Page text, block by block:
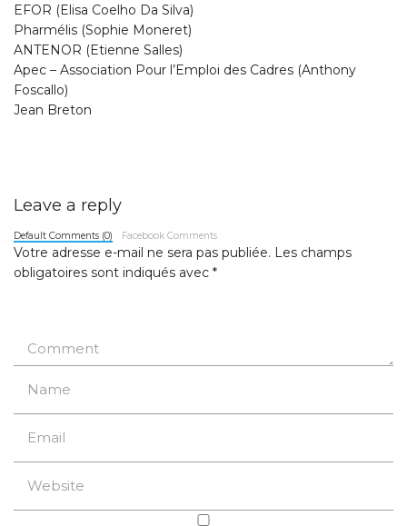
EFOR (Elisa Coelho Da Silva)
Pharmélis (Sophie Moneret)
ANTENOR (Etienne Salles)
Apec – Association Pour l’Emploi des Cadres (Anthony
Foscallo)
Jean Breton
Leave a reply
Default Comments (0) Facebook Comments
Votre adresse e-mail ne sera pas publiée. Les champs
obligatoires sont indiqués avec *